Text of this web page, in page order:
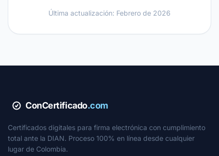
Última actualización: Febrero de 2026
ConCertificado.com
Certificados digitales para firma electrónica con cumplimiento
total ante la DIAN. Proceso 100% en línea desde cualquier
lugar de Colombia.